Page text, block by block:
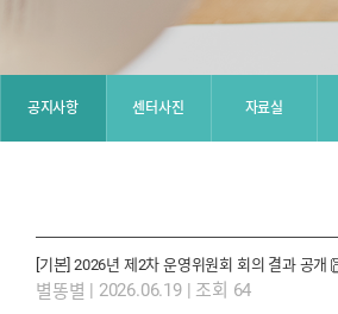
공지사항 센터사진 자료실
[기본] 2026년 제2차 운영위원회 회의 결과 공개
별똥별 | 2026.06.19 | 조회 64